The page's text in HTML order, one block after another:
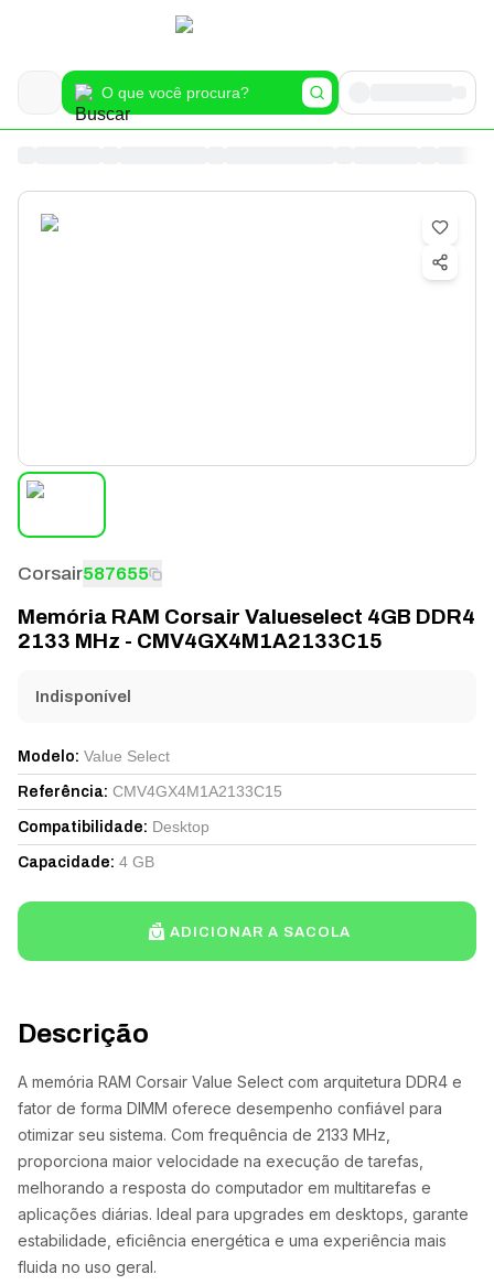
Descrição
A memória RAM Corsair Value Select com arquitetura DDR4 e
fator de forma DIMM oferece desempenho confiável para
otimizar seu sistema. Com frequência de 2133 MHz,
proporciona maior velocidade na execução de tarefas,
melhorando a resposta do computador em multitarefas e
aplicações diárias. Ideal para upgrades em desktops, garante
estabilidade, eficiência energética e uma experiência mais
fluida no uso geral.
Corsair587655
Memória RAM Corsair Valueselect 4GB DDR4
2133 MHz - CMV4GX4M1A2133C15
Indisponível
Modelo: Value Select
Referência: CMV4GX4M1A2133C15
Compatibilidade: Desktop
Capacidade: 4 GB
ADICIONAR A SACOLA